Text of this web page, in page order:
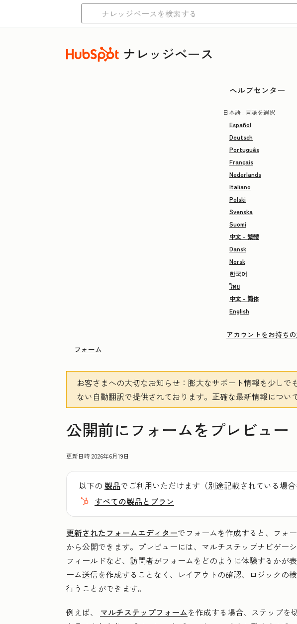
ナレッジベース
ヘルプセンター
日本語 : 言語を選択
Español
Deutsch
Português
Français
Nederlands
Italiano
Polski
Svenska
Suomi
中文 - 繁體
Dansk
Norsk
한국어
ไทย
中文 - 简体
English
アカウントをお持ち
フォーム
お客さまへの大切なお知らせ ：膨大なサポート情報を少し
ない自動翻訳で提供されております。 正確な最新情報につい
公開前にフォームをプレビュー
更新日時2026年6月19日
以下の 製品でご利用いただけます（別途記載されている場合
すべての製品とプラン
更新されたフォームエディターでフォームを作成すると、フォ
から公開できます。プレビューには、マルチステップナビゲー
フィールドなど、訪問者がフォームをどのように体験するかが
ーム送信を作成することなく、レイアウトの確認、ロジックの
行うことができます。
例えば、 マルチステップフォームを作成する場合、ステップを